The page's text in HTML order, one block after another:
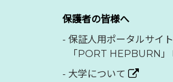
保護者の皆様へ
- 保証人用ポータルサイト
「PORT HEPBURN」
- 大学について